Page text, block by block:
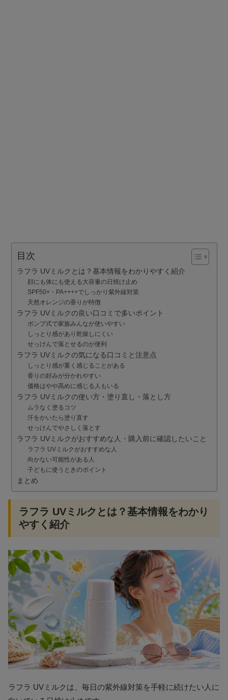
目次
ラフラ UVミルクとは？基本情報をわかりやすく紹介
顔にも体にも使える大容量の日焼け止め
SPF50+・PA++++でしっかり紫外線対策
天然オレンジの香りが特徴
ラフラ UVミルクの良い口コミで多いポイント
ポンプ式で家族みんなが使いやすい
しっとり感があり乾燥しにくい
せっけんで落とせるのが便利
ラフラ UVミルクの気になる口コミと注意点
しっとり感が重く感じることがある
香りの好みが分かれやすい
価格はやや高めに感じる人もいる
ラフラ UVミルクの使い方・塗り直し・落とし方
ムラなく塗るコツ
汗をかいたら塗り直す
せっけんでやさしく落とす
ラフラ UVミルクがおすすめな人・購入前に確認したいこと
ラフラ UVミルクがおすすめな人
向かない可能性がある人
子どもに使うときのポイント
まとめ
ラフラ UVミルクとは？基本情報をわかり
やすく紹介
ラフラ UVミルクは、毎日の紫外線対策を手軽に続けたい人に